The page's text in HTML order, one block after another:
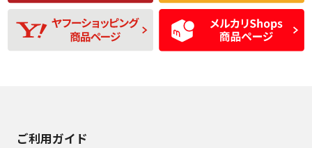
D
使用感や目立つ傷が
あり、一般的な中古
品
D
残り溝も少なく、偏
磨耗がみられ、短期
間使用できるくらい
の中古品
ご利用ガイド